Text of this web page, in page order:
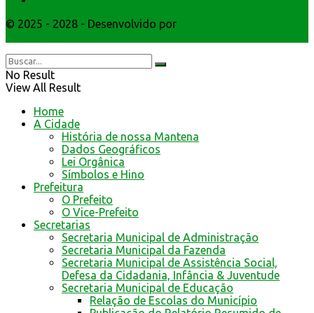
© 2025 - 2028 - Desenvolvido por
No Result
View All Result
Home
A Cidade
História de nossa Mantena
Dados Geográficos
Lei Orgânica
Símbolos e Hino
Prefeitura
O Prefeito
O Vice-Prefeito
Secretarias
Secretaria Municipal de Administração
Secretaria Municipal da Fazenda
Secretaria Municipal de Assistência Social,
Defesa da Cidadania, Infância & Juventude
Secretaria Municipal de Educação
Relação de Escolas do Município